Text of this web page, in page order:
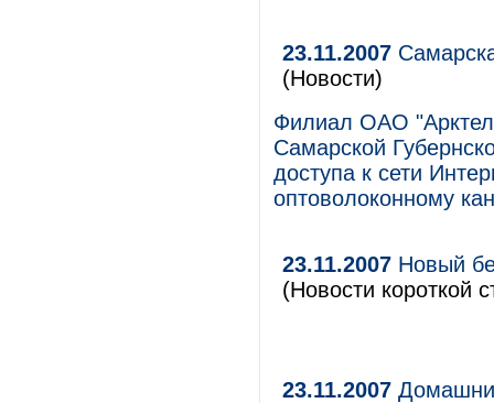
23.11.2007
(Новости)
Филиал ОАО
Самарской
доступа к сети
оптоволоконному
23.11.2007 Новый
(Новости короткой
23.11.2007